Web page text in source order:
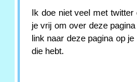
Ik doe niet veel met
je vrij om over deze
link naar deze pagina op
die hebt.